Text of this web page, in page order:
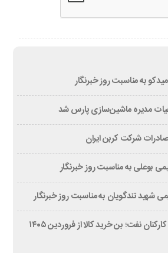
به مناسبت روز خبرنگار
مدیره ماشین‌سازی پارس شد
بوعلی به مناسبت روز خبرنگار
شهید تندگویان به مناسبت روز خبرنگار
افزایش مزایای رفاهی کارکنان نفت؛ بن خرید کالا از فروردین ۱۴۰۵